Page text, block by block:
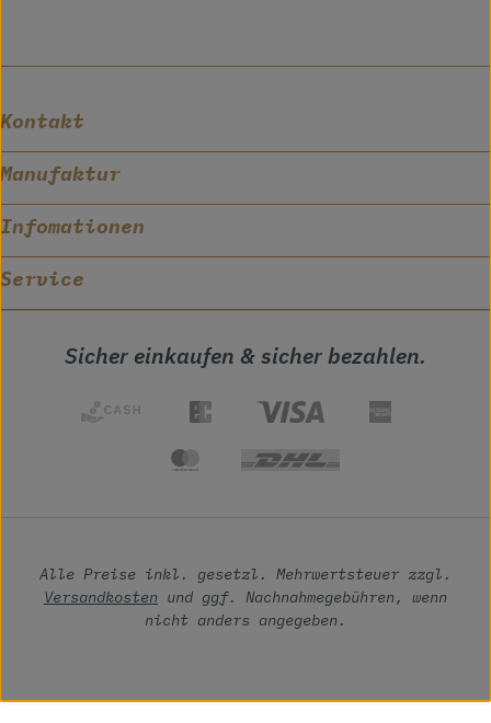
Kontakt
Manufaktur
Infomationen
Service
Sicher einkaufen & sicher bezahlen.
Alle Preise inkl. gesetzl. Mehrwertsteuer zzgl.
Versandkosten und ggf. Nachnahmegebühren, wenn
nicht anders angegeben.